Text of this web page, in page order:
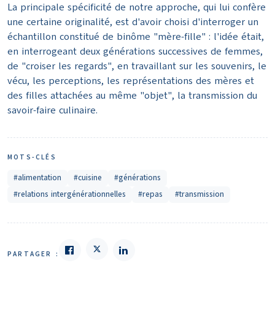
La principale spécificité de notre approche, qui lui confère
une certaine originalité, est d'avoir choisi d'interroger un
échantillon constitué de binôme "mère-fille" : l'idée était,
en interrogeant deux générations successives de femmes,
de "croiser les regards", en travaillant sur les souvenirs, le
vécu, les perceptions, les représentations des mères et
des filles attachées au même "objet", la transmission du
savoir-faire culinaire.
MOTS-CLÉS
#alimentation #cuisine
#générations
#relations intergénérationnelles
#repas #transmission
PARTAGER :